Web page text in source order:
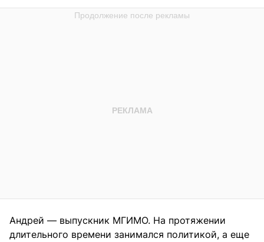
Андрей — выпускник МГИМО. На протяжении
длительного времени занимался политикой, а еще